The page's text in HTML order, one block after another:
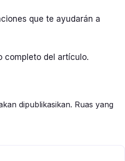
que te ayudarán a
completo del artículo.
dipublikasikan. Ruas yang